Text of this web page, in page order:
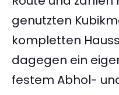
genutzten
kompletten
dagegen ein
festem Abhol-